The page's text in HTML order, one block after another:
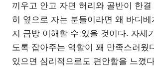
끼우고 안고 자면 허리와 골반이 한
히 옆으로 자는 분들이라면 왜 바디베
지 금방 이해할 수 있을 것이다. 자세
도록 잡아주는 역할이 꽤 만족스러웠
있으면 심리적으로도 편안함을 느꼈